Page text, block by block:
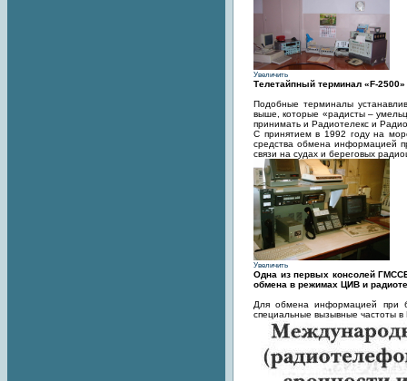
Увеличить
Телетайпный терминал «F-
Подобные терминалы
выше, которые «радисты –
принимать и Радиотелекс и
С принятием в 1992 году на
средства обмена информацией
связи на судах и береговых
Увеличить
Одна из первых консолей
обмена в режимах ЦИВ и
Для обмена информацией при
специальные вызывные частоты